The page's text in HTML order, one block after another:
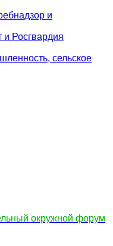
и
и Росгвардия
сельское
окружной форум